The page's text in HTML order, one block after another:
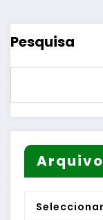
Pesquisa
Arquivo
Arquivo